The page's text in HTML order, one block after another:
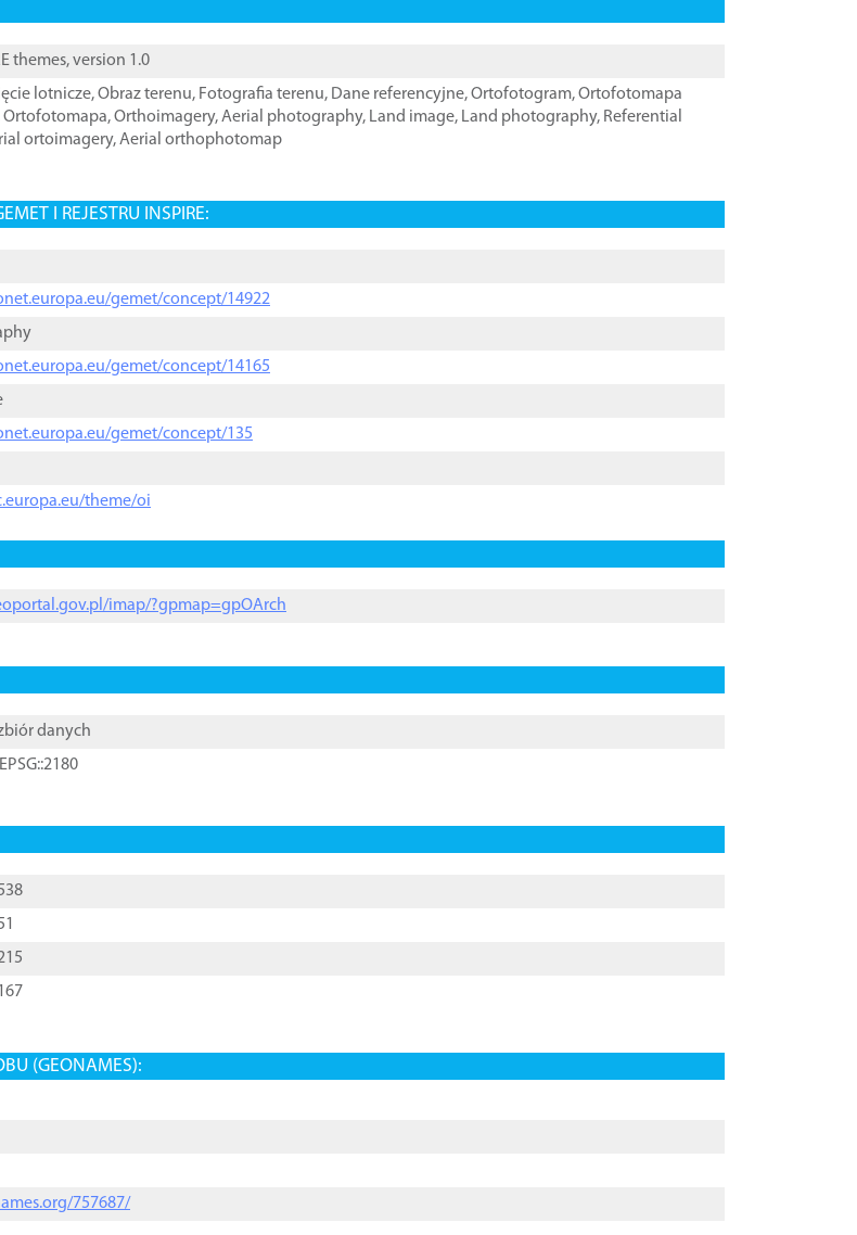
themes, version 1.0
lotnicze,Obraz terenu, Fotografia terenu, Dane referencyjne,Ortofotogram,Ortofotomapa
Ortofotomapa,Orthoimagery,Aerial photography, Land image, Land photography, Referential
ortoimagery,Aerial orthophotomap
I REJESTRU INSPIRE:
gemet/concept/14922
gemet/concept/14165
gemet/concept/135
theme/oi
imap/?gpmap=gpOArch
zbiór danych
(GEONAMES):
757687/